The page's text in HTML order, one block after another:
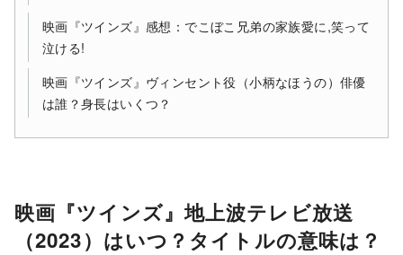
映画『ツインズ』感想：でこぼこ兄弟の家族愛に,笑って
泣ける!
映画『ツインズ』ヴィンセント役（小柄なほうの）俳優
は誰？身長はいくつ？
映画『ツインズ』地上波テレビ放送
（2023）はいつ？タイトルの意味は？